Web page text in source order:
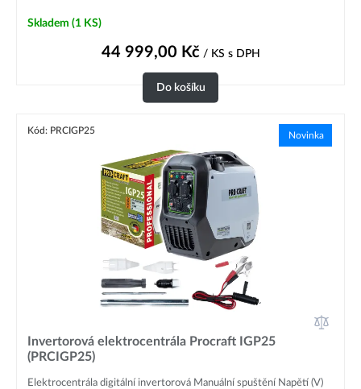
Skladem (1 KS)
44 999,00 Kč/ KS s DPH
Do košíku
Kód: PRCIGP25 Novinka
Invertorová elektrocentrála Procraft IGP25
(PRCIGP25)
Elektrocentrála digitální invertorová Manuální spuštění Napětí (V)